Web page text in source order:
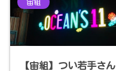
宙組
【宙組】つい若手さん